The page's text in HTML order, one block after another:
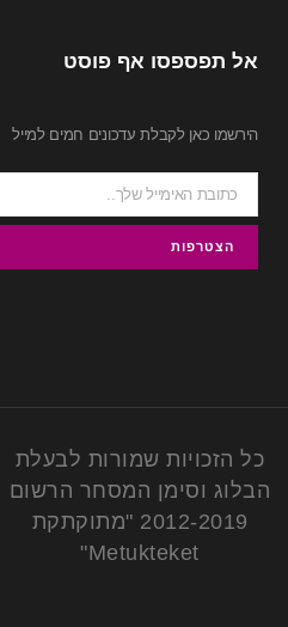
אל תפספסו אף פוסט
הירשמו כאן לקבלת עדכונים חמים למייל
כל הזכויות שמורות לבעלת
הבלוג וסימן המסחר הרשום
2012-2019 "מתוקתקת
Metukteket"